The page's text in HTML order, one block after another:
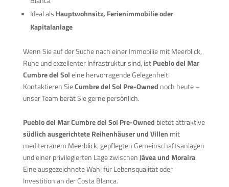
Ideal als Hauptwohnsitz, Ferienimmobilie oder
Kapitalanlage
Wenn Sie auf der Suche nach einer Immobilie mit Meerblick,
Ruhe und exzellenter Infrastruktur sind, istPueblo del Mar
Cumbre del Soleine hervorragende Gelegenheit.
Kontaktieren SieCumbre del Sol Pre-Owned noch heute –
unser Team berät Sie gerne persönlich.
Pueblo del Mar Cumbre del Sol Pre-Owned bietet attraktive
südlich ausgerichtete Reihenhäuser und Villen mit
mediterranem Meerblick, gepflegten Gemeinschaftsanlagen
und einer privilegierten Lage zwischenJávea und Moraira.
Eine ausgezeichnete Wahl für Lebensqualität oder
Investition an der Costa Blanca.